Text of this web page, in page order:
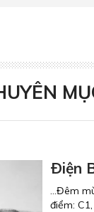
Ðiện
…Đêm
điểm: